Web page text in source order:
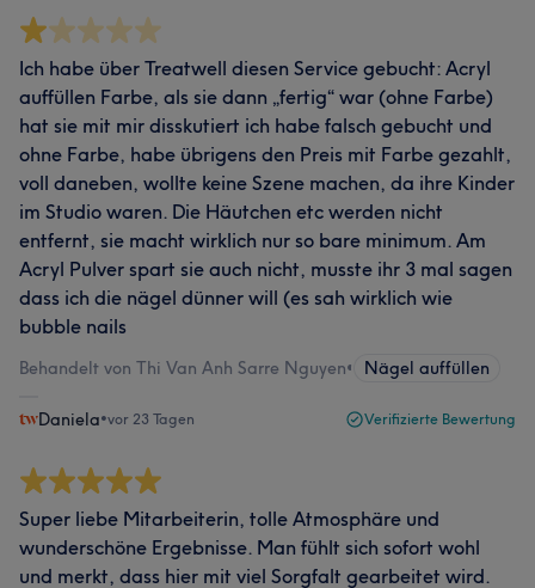
Ich habe über Treatwell diesen Service gebucht: Acryl
auffüllen Farbe, als sie dann „fertig“ war (ohne Farbe)
hat sie mit mir disskutiert ich habe falsch gebucht und
ohne Farbe, habe übrigens den Preis mit Farbe gezahlt,
voll daneben, wollte keine Szene machen, da ihre Kinder
im Studio waren. Die Häutchen etc werden nicht
entfernt, sie macht wirklich nur so bare minimum. Am
Acryl Pulver spart sie auch nicht, musste ihr 3 mal sagen
dass ich die nägel dünner will (es sah wirklich wie
bubble nails
Behandelt von Thi Van Anh Sarre Nguyen• Nägel auffüllen
Daniela•vor 23 Tagen Verifizierte Bewertung
Super liebe Mitarbeiterin, tolle Atmosphäre und
wunderschöne Ergebnisse. Man fühlt sich sofort wohl
und merkt, dass hier mit viel Sorgfalt gearbeitet wird.